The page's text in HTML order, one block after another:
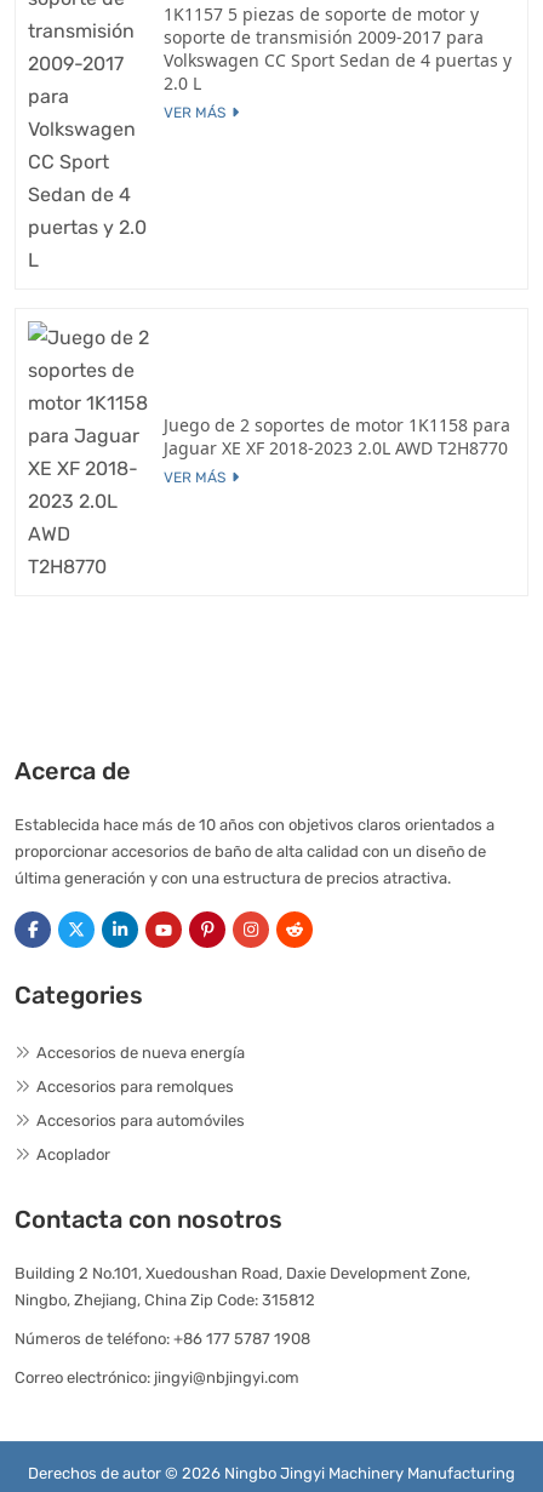
1K1157 5 piezas de soporte de motor y
soporte de transmisión 2009-2017 para
Volkswagen CC Sport Sedan de 4 puertas y
2.0 L
VER MÁS
Juego de 2 soportes de motor 1K1158 para
Jaguar XE XF 2018-2023 2.0L AWD T2H8770
VER MÁS
Acerca de
Establecida hace más de 10 años con objetivos claros orientados a
proporcionar accesorios de baño de alta calidad con un diseño de
última generación y con una estructura de precios atractiva.
Categories
Accesorios de nueva energía
Accesorios para remolques
Accesorios para automóviles
Acoplador
Contacta con nosotros
Building 2 No.101, Xuedoushan Road, Daxie Development Zone,
Ningbo, Zhejiang, China Zip Code: 315812
Números de teléfono: +86 177 5787 1908
Correo electrónico: jingyi@nbjingyi.com
Derechos de autor © 2026 Ningbo Jingyi Machinery Manufacturing